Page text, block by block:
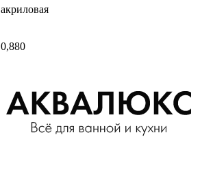
акриловая
0,880